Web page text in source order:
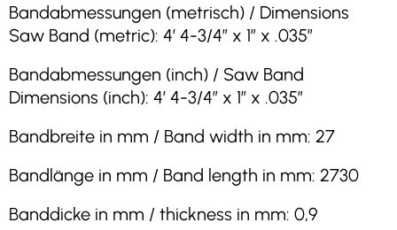
Bandabmessungen (metrisch) / Dimensions
Saw Band (metric): 4′ 4-3/4″ x 1″ x .035″
Bandabmessungen (inch) / Saw Band
Dimensions (inch): 4′ 4-3/4″ x 1″ x .035″
Bandbreite in mm / Band width in mm: 27
Bandlänge in mm / Band length in mm: 2730
Banddicke in mm / thickness in mm: 0,9